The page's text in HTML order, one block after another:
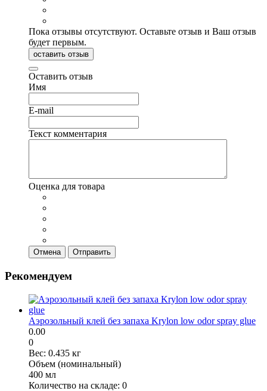
Пока отзывы отсутствуют. Оставьте отзыв и Ваш отзыв
будет первым.
оставить отзыв
Оставить отзыв
Имя
E-mail
Текст комментария
Оценка для товара
Отмена Отправить
Рекомендуем
Аэрозольный клей без запаха Krylon low odor spray glue
0.00
0
Вес: 0.435 кг
Объем (номинальный)
400 мл
Количество на складе: 0